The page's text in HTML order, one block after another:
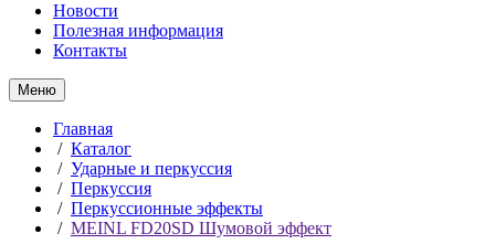
Новости
Полезная информация
Контакты
Меню
Главная
/ Каталог
/ Ударные и перкуссия
/ Перкуссия
/ Перкуссионные эффекты
/ MEINL FD20SD Шумовой эффект